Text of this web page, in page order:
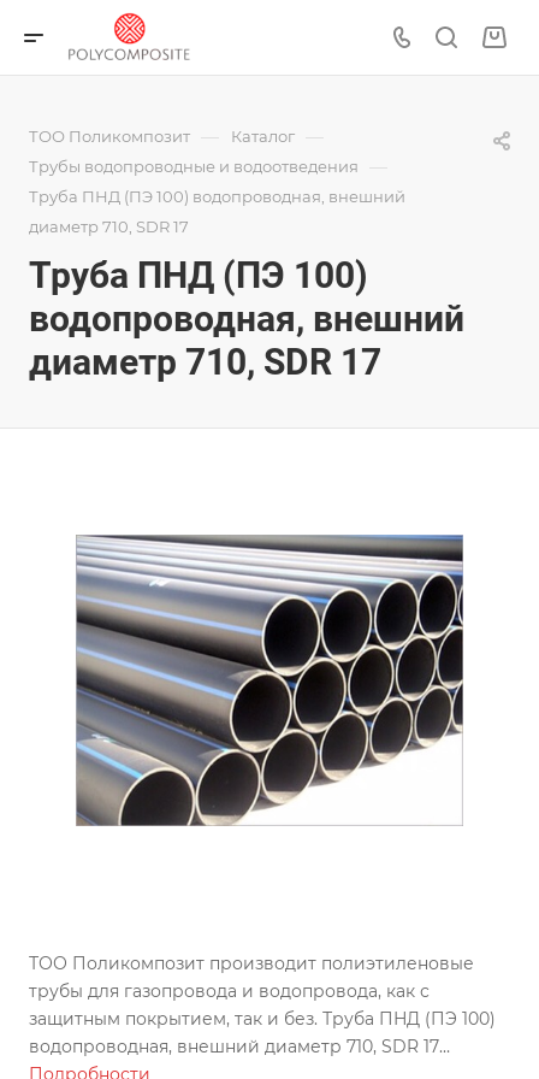
ТОО Поликомпозит — Каталог —
Трубы водопроводные и водоотведения —
Труба ПНД (ПЭ 100) водопроводная, внешний
диаметр 710, SDR 17
Труба ПНД (ПЭ 100)
водопроводная, внешний
диаметр 710, SDR 17
ТОО Поликомпозит производит полиэтиленовые
трубы для газопровода и водопровода, как с
защитным покрытием, так и без. Труба ПНД (ПЭ 100)
водопроводная, внешний диаметр 710, SDR 17
изготовлена по ГОСТу, может использоваться во всех
Подробности